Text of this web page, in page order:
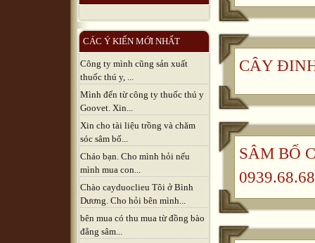
CÁC Ý KIẾN MỚI NHẤT
Công ty mình cũng sản xuất
thuốc thú y, ...
Mình đến từ công ty thuốc thú y
Goovet. Xin...
Xin cho tài liệu trồng và chăm
sóc sâm bố...
Cháo bạn. Cho mình hỏi nếu
mình mua con...
Chào cayduoclieu Tôi ở Bình
Dương. Cho hỏi bên mình...
bên mua có thu mua từ đồng bào
đẳng sâm...
CÂY
SÂM BỐ